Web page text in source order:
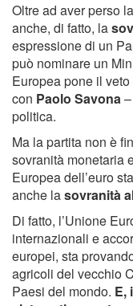
Oltre ad aver perso
anche, di fatto, la
espressione di un
può nominare un
Europea pone il
con Paolo Savona
politica.
Ma la partita non è
sovranità monetaria
Europea dell’euro
anche lasovranità
Di fatto, l’Unione
internazionali e
europei, sta
agricoli del vecchio
Paesi del mondo. E,